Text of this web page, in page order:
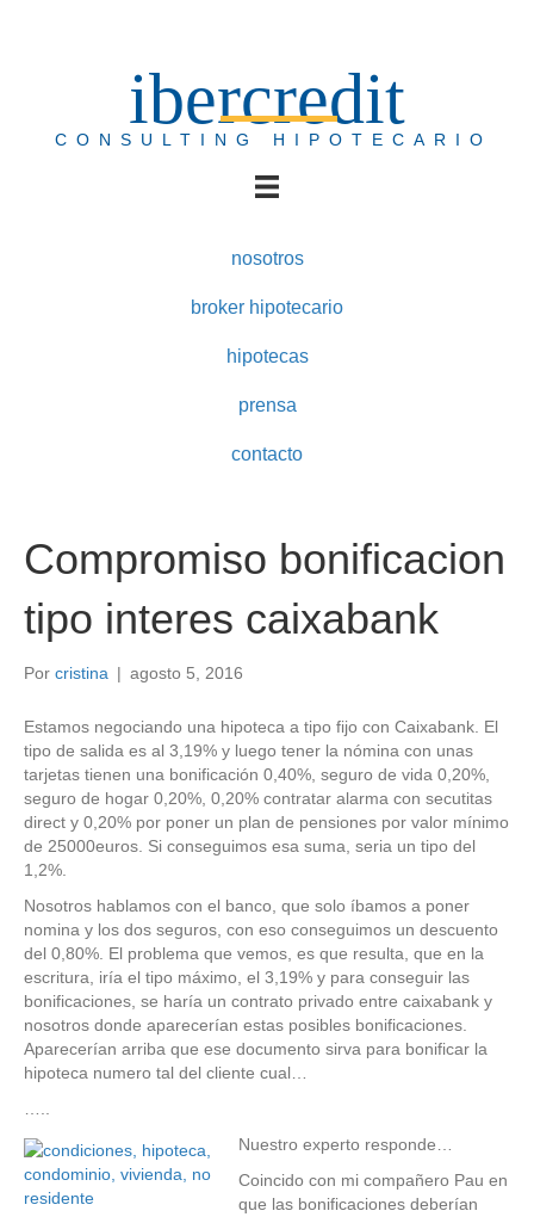
ibercredit
CONSULTING HIPOTECARIO
nosotros
broker hipotecario
hipotecas
prensa
contacto
Compromiso bonificacion
tipo interes caixabank
Por cristina | agosto 5, 2016
Estamos negociando una hipoteca a tipo fijo con Caixabank. El
tipo de salida es al 3,19% y luego tener la nómina con unas
tarjetas tienen una bonificación 0,40%, seguro de vida 0,20%,
seguro de hogar 0,20%, 0,20% contratar alarma con secutitas
direct y 0,20% por poner un plan de pensiones por valor mínimo
de 25000euros. Si conseguimos esa suma, seria un tipo del
1,2%.
Nosotros hablamos con el banco, que solo íbamos a poner
nomina y los dos seguros, con eso conseguimos un descuento
del 0,80%. El problema que vemos, es que resulta, que en la
escritura, iría el tipo máximo, el 3,19% y para conseguir las
bonificaciones, se haría un contrato privado entre caixabank y
nosotros donde aparecerían estas posibles bonificaciones.
Aparecerían arriba que ese documento sirva para bonificar la
hipoteca numero tal del cliente cual…
Nuestro experto responde…
Coincido con mi compañero Pau en
que las bonificaciones deberían